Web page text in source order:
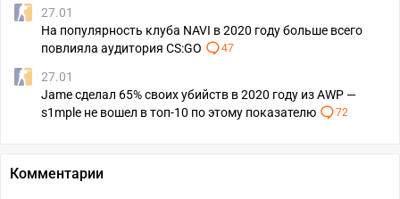
27.01
На популярность клуба NAVI в 2020 году больше всего
повлияла аудитория CS:GO
47
27.01
Jame сделал 65% своих убийств в 2020 году из AWP —
s1mple не вошел в топ-10 по этому показателю
72
Комментарии